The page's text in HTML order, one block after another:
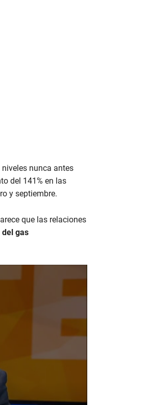
nunca antes
del 141% en las
y septiembre.
que las relaciones
gas